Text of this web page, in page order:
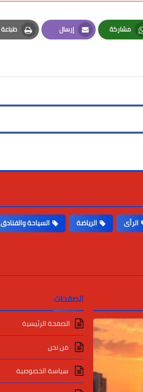
مشاركة
Whatsapp
إرسال
Email
طباعة
Print
الرأى الرياضة السياحة والفنادق
الصفحات
الصفحة الرئيسية
من نحن
سياسة الخصوصية